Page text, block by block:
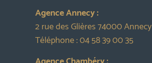
Agence Annecy :
2 rue des Glières 74000 Annecy
Téléphone :04 58 39 00 35